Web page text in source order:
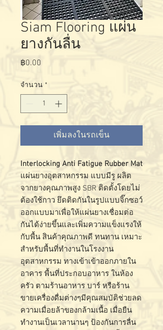
Siam Flooring แผ่น
ยางกันลื่น
฿0.00
จำนวน *
เพิ่มลงในรถเข็น
Interlocking Anti Fatigue Rubber Mat
แผ่นยางอุตสาหกรรม แบบมีรู ผลิต
จากยางคุณภาพสูง SBR ติดตั้งโดยไม่
ต้องใช้กาว ยึดติดกันในรูปแบบจิ๊กซอว์
ออกแบบมาเพื่อให้แผ่นยางเชื่อมต่อ
กันได้ง่ายขึ้นและเพิ่มความแข็งแรงให้
กับพื้น สินค้าคุณภาพดี ทนทาน เหมาะ
สำหรับพื้นที่ทำงานในโรงงาน
อุตสาหกรรม ทางเข้าเข้าออกภายใน
อาคาร พื้นที่ประกอบอาหาร ในห้อง
ครัว ตามร้านอาหาร บาร์ หรือร้าน
ขายเครื่องดื่มต่างๆมีคุณสมบัติช่วยลด
ความเมื่อยล้าของกล้ามเนื้อ เมื่อยืน
ทำงานเป็นเวลานานๆ ป้องกันการลื่น